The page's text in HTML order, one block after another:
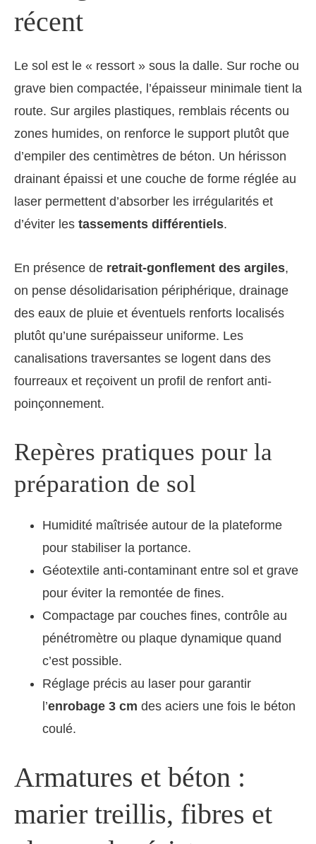
récent
Le sol est le « ressort » sous la dalle. Sur roche ou
grave bien compactée, l’épaisseur minimale tient la
route. Sur argiles plastiques, remblais récents ou
zones humides, on renforce le support plutôt que
d’empiler des centimètres de béton. Un hérisson
drainant épaissi et une couche de forme réglée au
laser permettent d’absorber les irrégularités et
d’éviter les tassements différentiels.
En présence de retrait-gonflement des argiles,
on pense désolidarisation périphérique, drainage
des eaux de pluie et éventuels renforts localisés
plutôt qu’une surépaisseur uniforme. Les
canalisations traversantes se logent dans des
fourreaux et reçoivent un profil de renfort anti-
poinçonnement.
Repères pratiques pour la
préparation de sol
Humidité maîtrisée autour de la plateforme
pour stabiliser la portance.
Géotextile anti-contaminant entre sol et grave
pour éviter la remontée de fines.
Compactage par couches fines, contrôle au
pénétromètre ou plaque dynamique quand
c’est possible.
Réglage précis au laser pour garantir
l’enrobage 3 cm des aciers une fois le béton
coulé.
Armatures et béton :
marier treillis, fibres et